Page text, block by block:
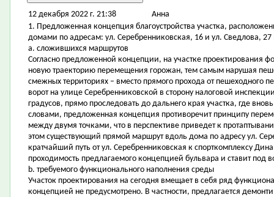
12 декабря 2022 г. 21:38
Aнна
1. Предложенная концепция благоустройства участка,
домами по адресам: ул. Серебренниковская, 16 и ул. Сведлова, 27
a. сложившихся маршрутов
Согласно предложенной концепции, на участке проектирования
новую траекторию перемещения горожан, тем самым нарушая
смежных территориях – вместо прямого прохода от пешеходного
ворот на улице Серебренниковской в сторону налоговой
градусов, прямо проследовать до дальнего края участка, где
словами, предложенная концепция противоречит принципу
между двумя точками, что в перспективе приведет к
этом существующий прямой маршрут вдоль дома по адресу ул.
кратчайший путь от ул. Серебренниковская к спорткомплексу
проходимость предлагаемого концепцией бульвара и ставит под
b. требуемого функционального наполнения среды
Участок проектирования на сегодня вмещает в себя ряд
концепцией не предусмотрено. В частности, предлагается